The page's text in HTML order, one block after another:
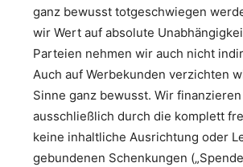
ganz bewusst totgeschwiegen
wir Wert auf absolute
Parteien nehmen wir auch nicht
Auch auf Werbekunden verzichten
Sinne ganz bewusst. Wir
ausschließlich durch die komplett
keine inhaltliche Ausrichtung oder
gebundenen Schenkungen